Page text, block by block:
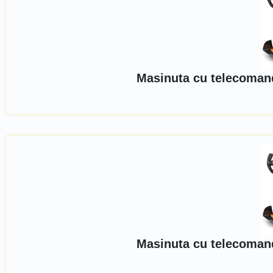
Masinuta cu
Masinuta cu